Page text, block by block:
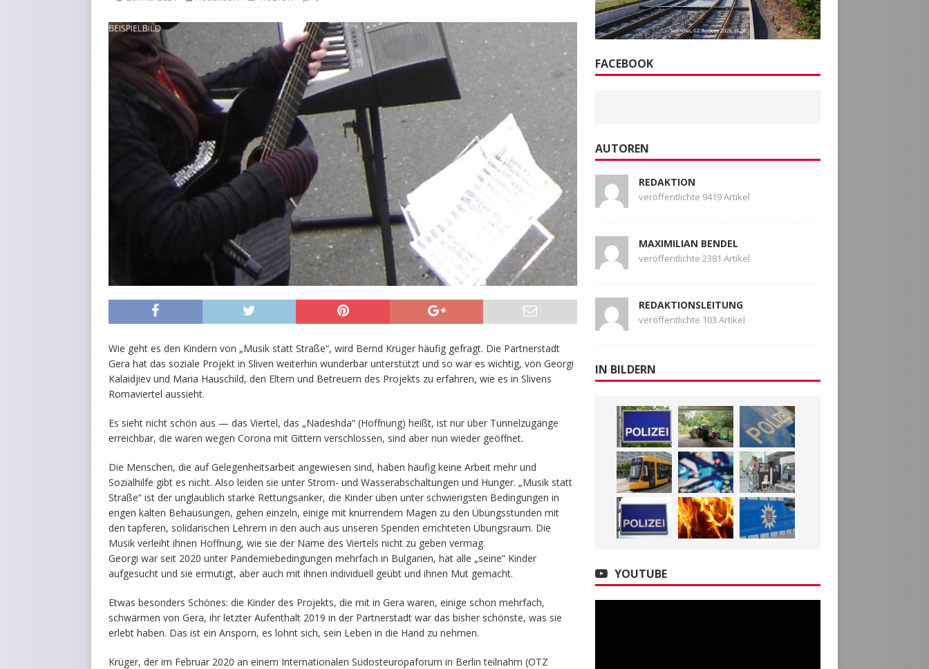
Wie geht es den Kindern von „Musik statt Straße“, wird Bernd Krüger häufig gefragt. Die Partnerstadt
Gera hat das soziale Projekt in Sliven weiterhin wunderbar unterstützt und so war es wichtig, von Georgi
Kalaidjiev und Maria Hauschild, den Eltern und Betreuern des Projekts zu erfahren, wie es in Slivens
Romaviertel aussieht.
Es sieht nicht schön aus — das Viertel, das „Nadeshda“ (Hoffnung) heißt, ist nur über Tunnelzugänge
erreichbar, die waren wegen Corona mit Gittern verschlossen, sind aber nun wieder geöffnet.
Die Menschen, die auf Gelegenheitsarbeit angewiesen sind, haben häufig keine Arbeit mehr und
Sozialhilfe gibt es nicht. Also leiden sie unter Strom- und Wasserabschaltungen und Hunger. „Musik statt
Straße“ ist der unglaublich starke Rettungsanker, die Kinder üben unter schwierigsten Bedingungen in
engen kalten Behausungen, gehen einzeln, einige mit knurrendem Magen zu den Übungsstunden mit
den tapferen, solidarischen Lehrern in den auch aus unseren Spenden errichteten Übungsraum. Die
Musik verleiht ihnen Hoffnung, wie sie der Name des Viertels nicht zu geben vermag.
Georgi war seit 2020 unter Pandemiebedingungen mehrfach in Bulgarien, hat alle „seine“ Kinder
aufgesucht und sie ermutigt, aber auch mit ihnen individuell geübt und ihnen Mut gemacht.
Etwas besonders Schönes: die Kinder des Projekts, die mit in Gera waren, einige schon mehrfach,
schwärmen von Gera, ihr letzter Aufenthalt 2019 in der Partnerstadt war das bisher schönste, was sie
erlebt haben. Das ist ein Ansporn, es lohnt sich, sein Leben in die Hand zu nehmen.
Krüger, der im Februar 2020 an einem Internationalen Südosteuropaforum in Berlin teilnahm (OTZ
FACEBOOK
AUTOREN
REDAKTION
veröffentlichte 9419 Artikel
MAXIMILIAN BENDEL
veröffentlichte 2381 Artikel
REDAKTIONSLEITUNG
veröffentlichte 103 Artikel
IN BILDERN
YOUTUBE